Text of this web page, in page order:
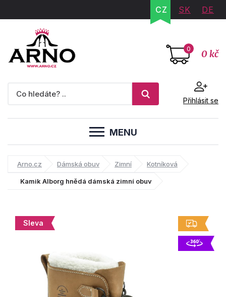
CZ SK DE
0 0 kč
Přihlásit se
MENU
Arno.cz Dámská obuv Zimní Kotníková
Kamik Alborg hnědá dámská zimní obuv
Sleva